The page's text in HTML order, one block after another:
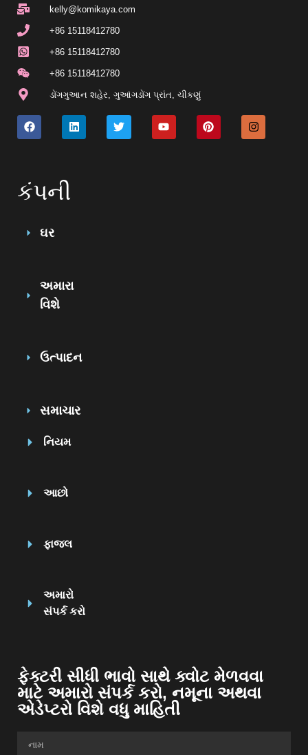
kelly@komikaya.com
+86 15118412780
+86 15118412780
+86 15118412780
ડોંગગુઆન શહેર, ગુઆંગડોંગ પ્રાંત, ચીકણું
કંપની
ઘર
અમારા
વિશે
ઉત્પાદન
સમાચાર
નિયમ
આછો
ફાજલ
અમારો
સંપર્ક કરો
ફેક્ટરી સીધી ભાવો સાથે ક્વોટ મેળવવા
માટે અમારો સંપર્ક કરો, નમૂના અથવા
એડેપ્ટરો વિશે વધુ માહિતી